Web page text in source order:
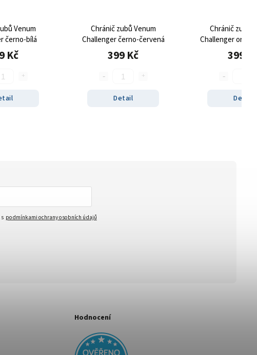
Venum
černo-bílá
Kč
Chránič zubů Venum
Challenger černo-červená
399 Kč
Detail
Chránič zubů
Challenger
399
Detail
podmínkami ochrany osobních údajů
Hodnocení